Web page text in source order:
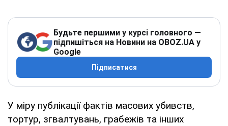
Будьте першими у курсі головного —
підпишіться на Новини на OBOZ.UA у
Google
Підписатися
У міру публікації фактів масових убивств,
тортур, згвалтувань, грабежів та інших